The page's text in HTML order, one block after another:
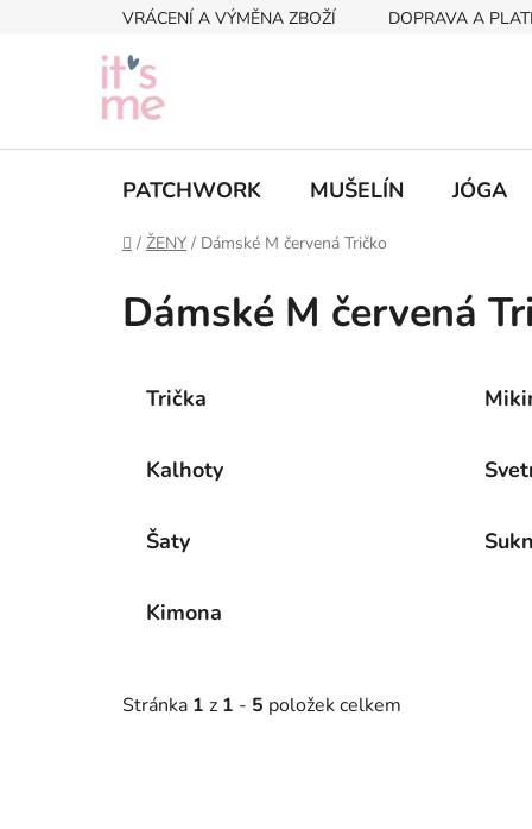
VRÁCENÍ A VÝMĚNA ZBOŽÍ DOPRAVA A
PATCHWORK MUŠELÍN JÓGA
Domů
/ ŽENY / Dámské M červená Tričko
Dámské M červená
Trička
Kalhoty
Šaty
Kimona
Stránka 1 z 1 - 5 položek celkem